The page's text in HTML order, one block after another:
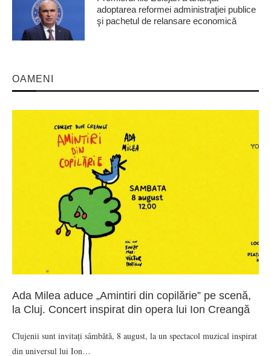
adoptarea reformei administraţiei publice
şi pachetul de relansare economică
OAMENI
Ada Milea aduce „Amintiri din copilărie” pe scenă,
la Cluj. Concert inspirat din opera lui Ion Creangă
Clujenii sunt invitați sâmbătă, 8 august, la un spectacol muzical inspirat
din universul lui Ion…